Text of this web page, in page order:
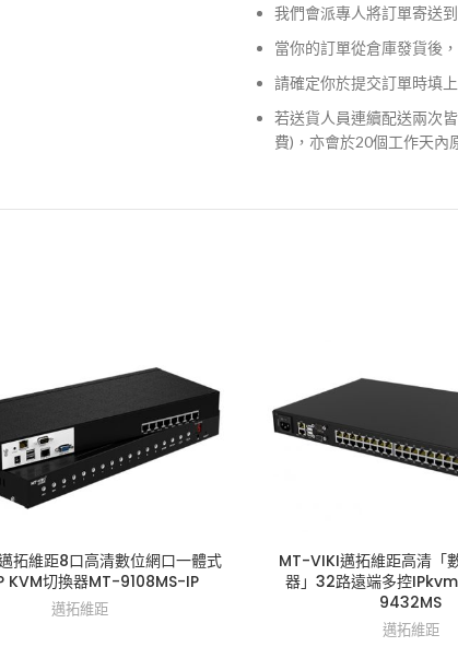
我們會派專人將訂單寄送
當你的訂單從倉庫發貨後
請確定你於提交訂單時填
若送貨人員連續配送兩次
費)，亦會於20個工作天內
拓維距8口高清數位網口一體式
KVM切換器MT-9108MS-IP
邁拓維距
MT-VIKI邁拓維距高清「
器」32路遠端多控
9432MS
邁拓維距